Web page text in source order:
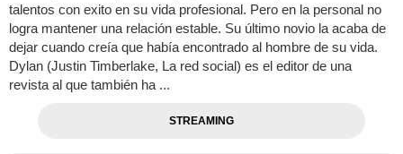
talentos con exito en su vida profesional. Pero en la personal no
logra mantener una relación estable. Su último novio la acaba de
dejar cuando creía que había encontrado al hombre de su vida.
Dylan (Justin Timberlake, La red social) es el editor de una
revista al que también ha ...
STREAMING